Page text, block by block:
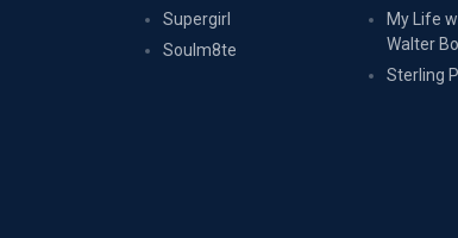
Supergirl
Soulm8te
My Life
Walter
Sterling